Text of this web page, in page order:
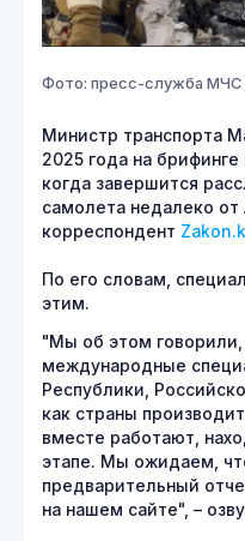
Фото: пресс-служба МЧС
Министр транспорта
2025 года на брифинге
когда завершится
самолета недалеко от
корреспондент
По его словам,
этим.
"Мы об этом
международные
Республики,
как страны
вместе работают,
этапе. Мы ожидаем,
предварительный
на нашем сайте", –